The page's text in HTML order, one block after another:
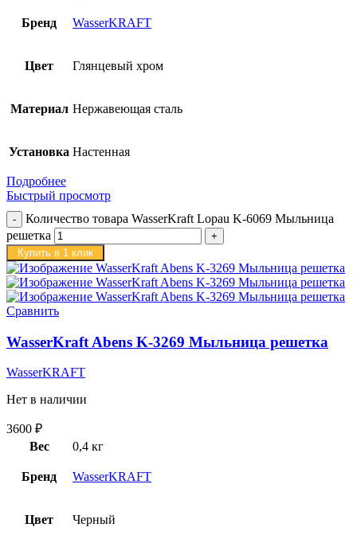
Бренд WasserKRAFT
Цвет Глянцевый хром
Материал Нержавеющая сталь
Установка Настенная
Подробнее
Быстрый просмотр
Количество товара WasserKraft Lopau K-6069 Мыльница
решетка
Купить в 1 клик
Сравнить
WasserKraft Abens K-3269 Мыльница решетка
WasserKRAFT
Нет в наличии
3600 ₽
Вес
0,4 кг
Бренд WasserKRAFT
Цвет Черный